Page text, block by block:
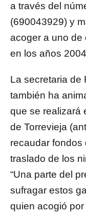
a través del
(690043929) y
acoger a uno de
en los años
La secretaria de
también ha
que se realizará
de Torrevieja
recaudar fondos
traslado de los
“Una parte del
sufragar estos
quien acogió